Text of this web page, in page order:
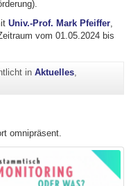
Univ.-Prof. Mark Pfeiffer
vom 01.05.2024 bis
in Aktuelles,
omnipräsent.